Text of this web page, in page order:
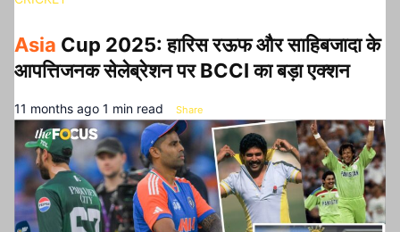
Asia Cup 2025: हारिस रऊफ और साहिबजादा के
आपत्तिजनक सेलेब्रेशन पर BCCI का बड़ा एक्शन
11 months ago 1 min read Share